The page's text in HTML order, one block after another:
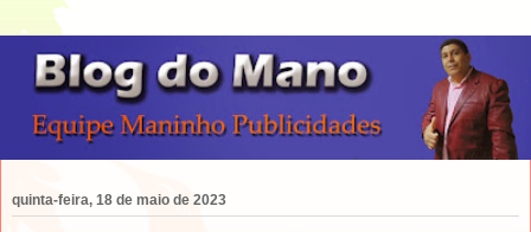
quinta-feira, 18 de maio de 2023